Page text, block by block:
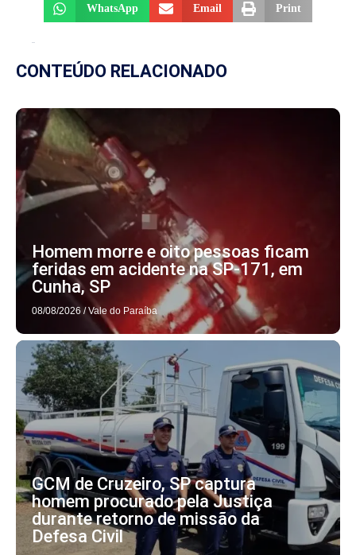
WhatsApp Email Print
CONTEÚDO RELACIONADO
Homem morre e oito pessoas ficam
feridas em acidente na SP-171, em
Cunha, SP
08/08/2026 / Vale do Paraíba
GCM de Cruzeiro, SP captura
homem procurado pela Justiça
durante retorno de missão da
Defesa Civil